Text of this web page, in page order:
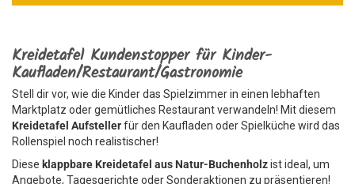
Kreidetafel Kundenstopper für Kinder-
Kaufladen/Restaurant/Gastronomie
Stell dir vor, wie die Kinder das Spielzimmer in einen lebhaften
Marktplatz oder gemütliches Restaurant verwandeln! Mit diesem
Kreidetafel Aufstellerfür den Kaufladen oder Spielküche wird das
Rollenspiel noch realistischer!
Diese klappbare Kreidetafel aus Natur-Buchenholzist ideal, um
Angebote, Tagesgerichte oder Sonderaktionen zu präsentieren!